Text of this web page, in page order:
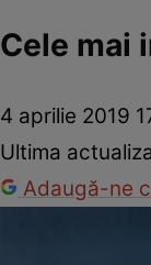
Cele mai
4 aprilie 2019
Ultima
Adaugă-ne